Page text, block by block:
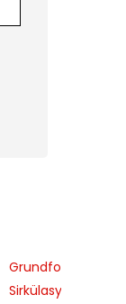
Grundfos
Sirkülasyon